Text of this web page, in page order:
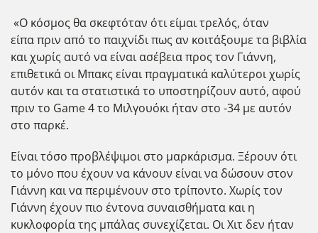
«Ο κόσμος θα σκεφτόταν ότι είμαι τρελός, όταν
είπα πριν από το παιχνίδι πως αν κοιτάξουμε τα βιβλία
και χωρίς αυτό να είναι ασέβεια προς τον Γιάννη,
επιθετικά οι Μπακς είναι πραγματικά καλύτεροι χωρίς
αυτόν και τα στατιστικά το υποστηρίζουν αυτό, αφού
πριν το Game 4 το Μιλγουόκι ήταν στο -34 με αυτόν
στο παρκέ.
Είναι τόσο προβλέψιμοι στο μαρκάρισμα. Ξέρουν ότι
το μόνο που έχουν να κάνουν είναι να δώσουν στον
Γιάννη και να περιμένουν στο τρίποντο. Χωρίς τον
Γιάννη έχουν πιο έντονα συναισθήματα και η
κυκλοφορία της μπάλας συνεχίζεται. Οι Χιτ δεν ήταν